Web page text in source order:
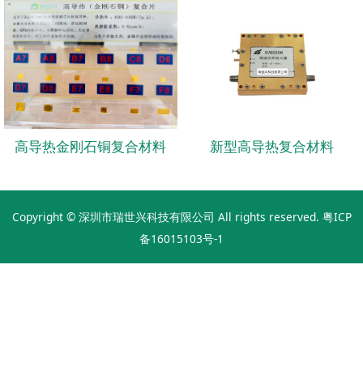
高导热金刚石铜复合材料 新型高导热复合材料
Copyright © 深圳市瑞世兴科技有限公司 All rights reserved. 粤ICP
备16015103号-1